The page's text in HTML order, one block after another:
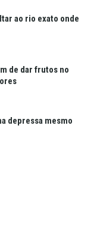
ao rio exato onde
de dar frutos no
depressa mesmo